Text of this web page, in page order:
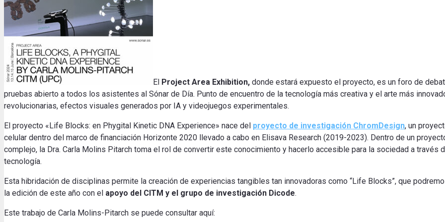
El Project Area Exhibition, donde estará expuesto el proyecto, es un foro de
pruebas abierto a todos los asistentes al Sónar de Día. Punto de encuentro de la tecnología más creativa y el arte más
revolucionarias, efectos visuales generados por IA y videojuegos experimentales.
El proyecto «Life Blocks: en Phygital Kinetic DNA Experience» nace del proyecto de investigación ChromDesign, un
celular dentro del marco de financiación Horizonte 2020 llevado a cabo en Elisava Research (2019-2023). Dentro de un
complejo, la Dra. Carla Molins Pitarch toma el rol de convertir este conocimiento y hacerlo accesible para la sociedad a través
tecnología.
Esta hibridación de disciplinas permite la creación de experiencias tangibles tan innovadoras como “Life Blocks”, que
la edición de este año con el apoyo del CITM y el grupo de investigación Dicode.
Este trabajo de Carla Molins-Pitarch se puede consultar aquí: